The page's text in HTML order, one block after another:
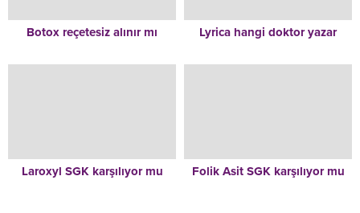
Botox reçetesiz alınır mı Lyrica hangi doktor yazar
Laroxyl SGK karşılıyor mu Folik Asit SGK karşılıyor mu